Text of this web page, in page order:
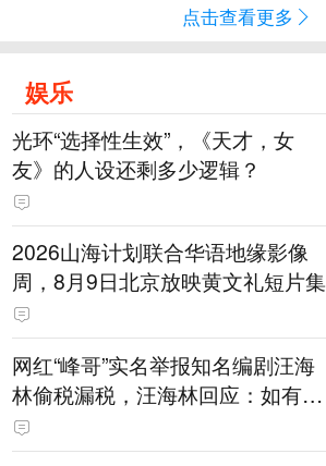
点击查看更多
娱乐
光环“选择性生效”，《天才，女
友》的人设还剩多少逻辑？
2026山海计划联合华语地缘影像
周，8月9日北京放映黄文礼短片集
网红“峰哥”实名举报知名编剧汪海
林偷税漏税，汪海林回应：如有违
法行为，相关机构自会进行评判和
处理，清者自清，无需一一回应